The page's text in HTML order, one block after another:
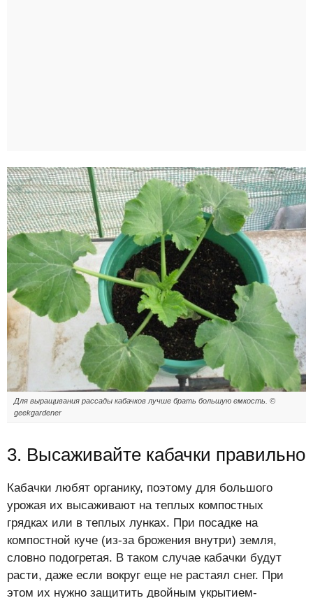
Для выращивания рассады кабачков лучше брать большую емкость. ©
geekgardener
3. Высаживайте кабачки правильно
Кабачки любят органику, поэтому для большого
урожая их высаживают на теплых компостных
грядках или в теплых лунках. При посадке на
компостной куче (из-за брожения внутри) земля,
словно подогретая. В таком случае кабачки будут
расти, даже если вокруг еще не растаял снег. При
этом их нужно защитить двойным укрытием-